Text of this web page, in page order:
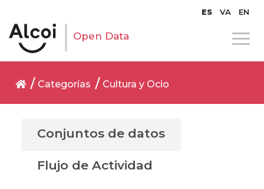
ES VA EN
Open Data
Categorías Cultura y Ocio
Conjuntos de datos
Flujo de Actividad